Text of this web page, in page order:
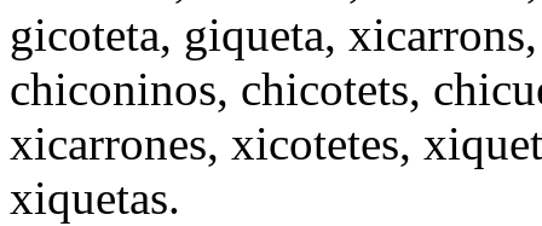
gicoteta, giqueta,
chiconinos, chicotets,
xicarrones, xicotetes,
xiquetas.